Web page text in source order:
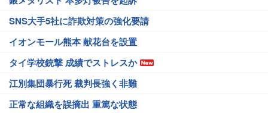
SNS大手5社に詐欺対策の強化要請
イオンモール熊本 献花台を設置
タイ学校銃撃 成績でストレスか
江別集団暴行死 裁判長強く非難
正常な組織を誤摘出 重篤な状態